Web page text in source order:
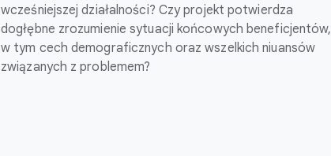
wcześniejszej działalności? Czy projekt potwierdza
dogłębne zrozumienie sytuacji końcowych beneficjentów,
w tym cech demograficznych oraz wszelkich niuansów
związanych z problemem?